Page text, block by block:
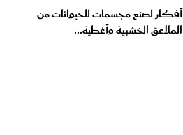
أفكار لصنع مجسمات للحيوانات من
الملاعق الخشبية وأغطية...